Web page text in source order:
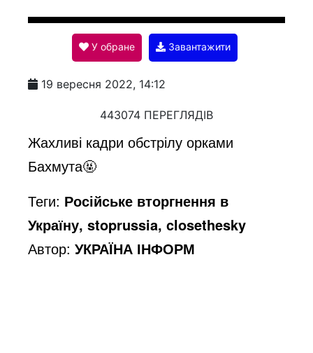
l
a
y
i
d
У обране Завантажити
19 вересня 2022, 14:12
443074 ПЕРЕГЛЯДІВ
Жахливі кадри обстрілу орками
Бахмута🤬
Теги: Російське вторгнення в
Україну, stoprussia, closethesky
Автор:УКРАЇНА ІНФОРМ